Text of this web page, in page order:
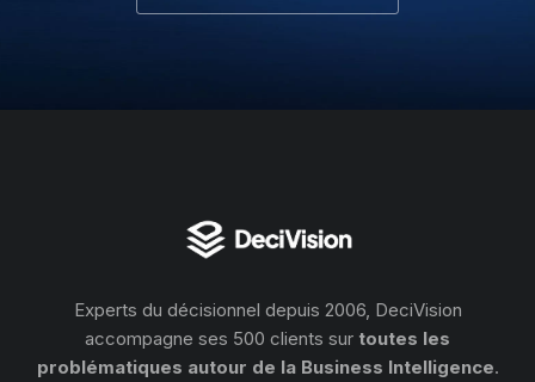
Experts du décisionnel depuis 2006, DeciVision
accompagne ses 500 clients sur toutes les
problématiques autour de la Business Intelligence.